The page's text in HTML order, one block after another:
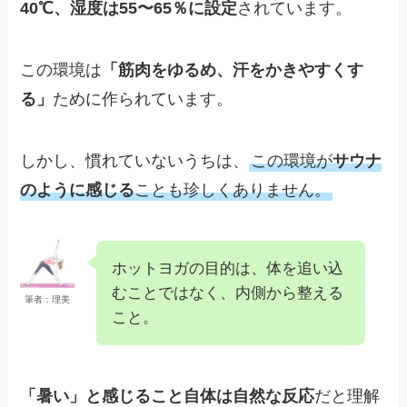
40℃、湿度は55〜65％に設定されています。
この環境は 「筋肉をゆるめ、汗をかきやすくす
る」 ために作られています。
しかし、慣れていないうちは、この環境がサウナ
のように感じることも珍しくありません。
筆者：理美
ホットヨガの目的は、体を追い込
むことではなく、内側から整える
こと。
「暑い」と感じること自体は自然な反応だと理解